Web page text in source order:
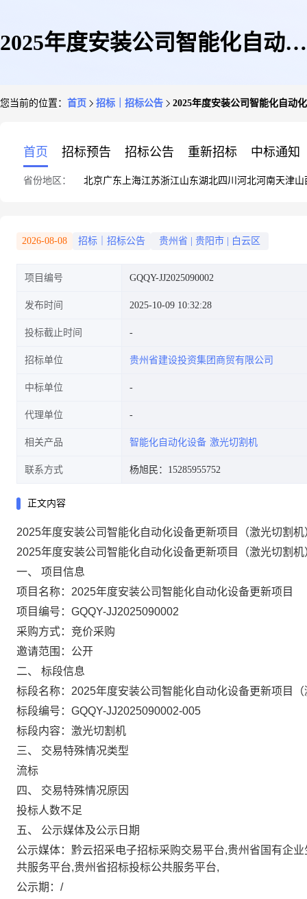
2025年度安装公司智能化自动化
您当前的位置： 首页 招标｜招标公告 2025年度安装公司智能化自动
首页 招标预告 招标公告 重新招标 中标通知
省份地区： 北京广东 上海江苏浙江山东湖北四川 河北河南天津山
2026-08-08 招标｜招标公告 贵州省 贵阳市 白云区
项目编号 GQQY-JJ2025090002
发布时间 2025-10-09 10:32:28
投标截止时间
招标单位 贵州省建设投资集团商贸有限公司
中标单位
代理单位
相关产品 智能化自动化设备 激光切割机
联系方式 杨旭民：15285955752
正文内容
2025年度安装公司智能化自动化设备更新项目（激光切割
2025年度安装公司智能化自动化设备更新项目（激光切割机
一、
项目信息
项目名称： 2025年度安装公司智能化自动化设备更新项目
项目编号： GQQY-JJ2025090002
采购方式： 竞价采购
邀请范围： 公开
二、
标段信息
标段名称： 2025年度安装公司智能化自动化设备更新项目
标段编号： GQQY-JJ2025090002-005
标段内容： 激光切割机
三、
交易特殊情况类型
流标
四、
交易特殊情况原因
投标人数不足
五、
公示媒体及公示日期
公示媒体： 黔云招采电子招标采购交易平台,贵州省国有企
共服务平台,贵州省招标投标公共服务平台,
公示期： /